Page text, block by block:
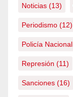
Noticias (13)
Periodismo (12)
Policía Nacional
Represión (11)
Sanciones (16)